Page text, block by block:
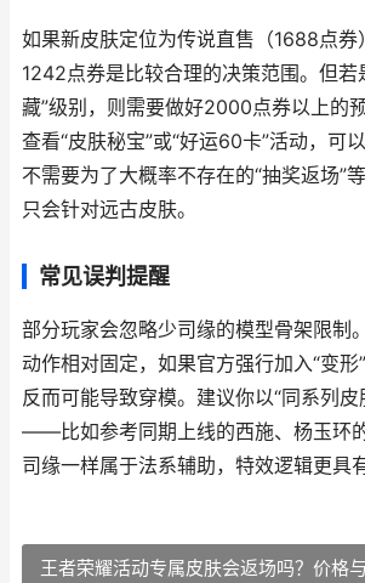
如果新皮肤定位为传说直售（1688点券
1242点券是比较合理的决策范围。但若
藏”级别，则需要做好2000点券以上的
查看“皮肤秘宝”或“好运60卡”活动，可
不需要为了大概率不存在的“抽奖返场”
只会针对远古皮肤。
常见误判提醒
部分玩家会忽略少司缘的模型骨架限制
动作相对固定，如果官方强行加入“变形”
反而可能导致穿模。建议你以“同系列皮
——比如参考同期上线的西施、杨玉环
司缘一样属于法系辅助，特效逻辑更具
王者荣耀活动专属皮肤会返场吗？价格